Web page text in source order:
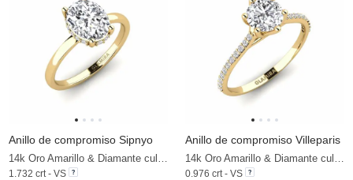
Anillo de compromiso Sipnyo
1.732 crt - VS
Anillo de compromiso Villeparis
0.976 crt - VS